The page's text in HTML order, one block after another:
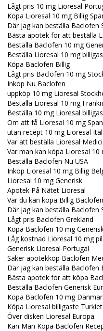
Lågt pris 10 mg Lioresal
Köpa Lioresal 10 mg Billig
Där jag kan beställa Baclofen
Bästa apotek för att beställa
Beställa Baclofen 10 mg
Beställa Lioresal 10 mg
Köpa Baclofen Billig
Lågt pris Baclofen 10 mg
Inköp Nu Baclofen
uppköp 10 mg Lioresal
Beställa Lioresal 10 mg
Beställa 10 mg Lioresal
Om att få Lioresal 10 mg
utan recept 10 mg Lioresal
Var att beställa Lioresal
Var man kan köpa Lioresal 10
Beställa Baclofen Nu USA
Inköp Lioresal 10 mg Billig
Lioresal 10 mg Generisk
Apotek På Nätet Lioresal
Var du kan köpa Billig
Där jag kan beställa Baclofen
Lågt pris Baclofen Grekland
Köpa Baclofen 10 mg
Låg kostnad Lioresal 10 mg
Generisk Lioresal Portugal
Säker apotekköp Baclofen
Där jag kan beställa Baclofen
Bästa apotek för att köpa
Beställa Baclofen Generisk
Köpa Baclofen 10 mg
Köpa Lioresal billigaste Turkiet
Över disken Lioresal Europa
Kan Man Köpa Baclofen